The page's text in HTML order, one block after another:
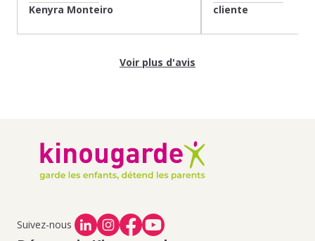
Kenyra Monteiro cliente
Voir plus d'avis
Suivez-nous